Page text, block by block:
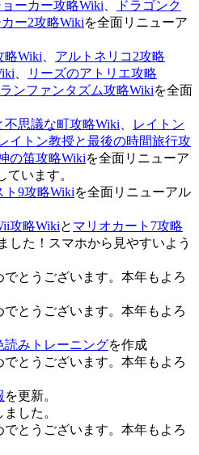
ーカー攻略Wiki
ドラゴンク
ー2攻略Wikiを全面リニューア
略Wiki
アルトネリコ2攻略
リーズのアトリエ攻略
ンファンタズム攻略Wikiを全面
不思議な町攻略Wiki
レイトン
イトン教授と最後の時間旅行攻
の笛攻略Wikiを全面リニューア
ています。
ト9攻略Wikiを全面リニューアル
攻略Wikiと マリオカート7攻略
した！スマホから見やすいよう
とうございます。本年もよろ
とうございます。本年もよろ
読みトレーニングを作成
とうございます。本年もよろ
を更新。
した。
とうございます。本年もよろ